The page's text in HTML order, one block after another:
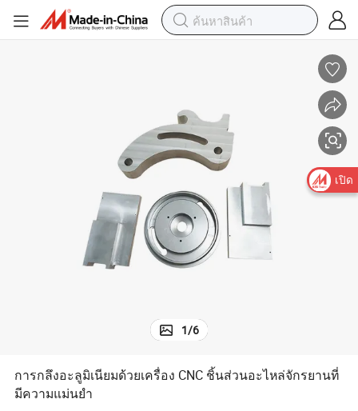
1/6
การกลึงอะลูมิเนียมด้วยเครื่อง CNC ชิ้นส่วนอะไหล่จักรยานที่
มีความแม่นยำ
เปิด